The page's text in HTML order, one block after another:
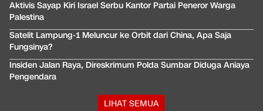
Aktivis Sayap Kiri Israel Serbu Kantor Partai Peneror Warga
Palestina
Satelit Lampung-1 Meluncur ke Orbit dari China, Apa Saja
Fungsinya?
Insiden Jalan Raya, Direskrimum Polda Sumbar Diduga Aniaya
Pengendara
LIHAT SEMUA